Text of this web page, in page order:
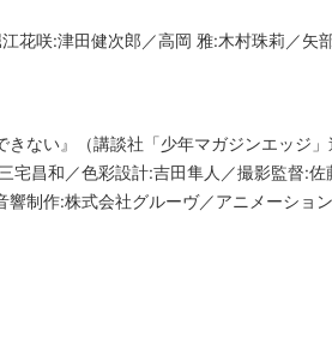
花咲:津田健次郎／高岡 雅:木村珠莉／矢
ない』（講談社「少年マガジンエッジ
宅昌和／色彩設計:吉田隼人／撮影監督:
制作:株式会社グルーヴ／アニメーショ